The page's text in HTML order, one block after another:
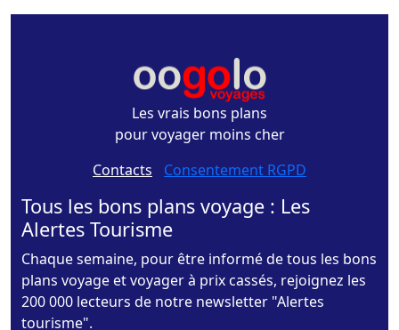
Les vrais bons plans
pour voyager moins cher
Contacts - Consentement RGPD
Tous les bons plans voyage : Les
Alertes Tourisme
Chaque semaine, pour être informé de tous les bons
plans voyage et voyager à prix cassés, rejoignez les
200 000 lecteurs de notre newsletter "Alertes
tourisme".